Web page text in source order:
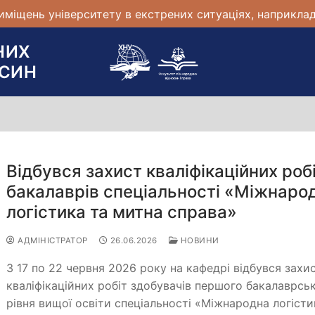
університету в екстрених ситуаціях,
Відбувся захист кваліфікаційних
бакалаврів спеціальності
логістика та митна справа»
АДМІНІСТРАТОР 26.06.2026 НОВИНИ
З 17 по 22 червня 2026 року на кафедрі відбувся
кваліфікаційних робіт здобувачів першого
рівня вищої освіти спеціальності «Міжнародна